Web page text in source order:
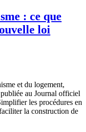
: ce que
loi
et du logement,
au Journal officiel
les procédures en
la construction de